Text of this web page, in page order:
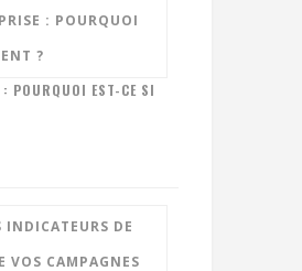
: POURQUOI EST-CE SI